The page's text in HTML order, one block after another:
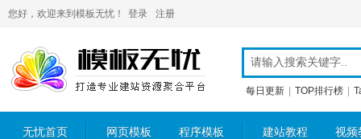
您好，欢迎来到模板无忧！ 登录 注册
每日更新 TOP排行榜
无忧首页 网页模板 程序模板 建站教程 视频